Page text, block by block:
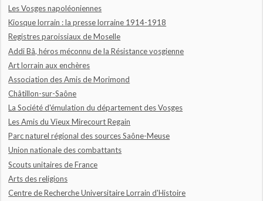
Les Vosges napoléoniennes
Kiosque lorrain : la presse lorraine 1914-1918
Registres paroissiaux de Moselle
Addi Bâ, héros méconnu de la Résistance vosgienne
Art lorrain aux enchères
Association des Amis de Morimond
Châtillon-sur-Saône
La Société d'émulation du département des Vosges
Les Amis du Vieux Mirecourt Regain
Parc naturel régional des sources Saône-Meuse
Union nationale des combattants
Scouts unitaires de France
Arts des religions
Centre de Recherche Universitaire Lorrain d'Histoire